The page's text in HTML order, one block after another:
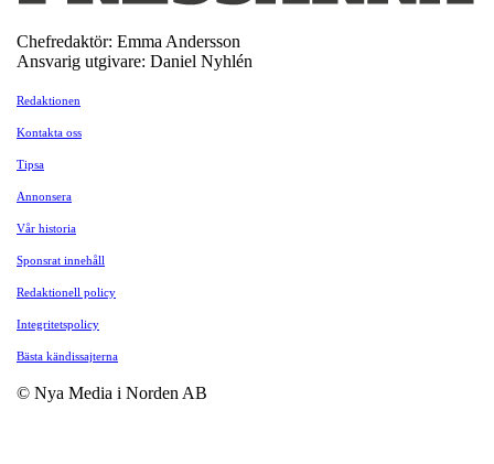
Chefredaktör: Emma Andersson
Ansvarig utgivare: Daniel Nyhlén
Redaktionen
Kontakta oss
Tipsa
Annonsera
Vår historia
Sponsrat innehåll
Redaktionell policy
Integritetspolicy
Bästa kändissajterna
© Nya Media i Norden AB